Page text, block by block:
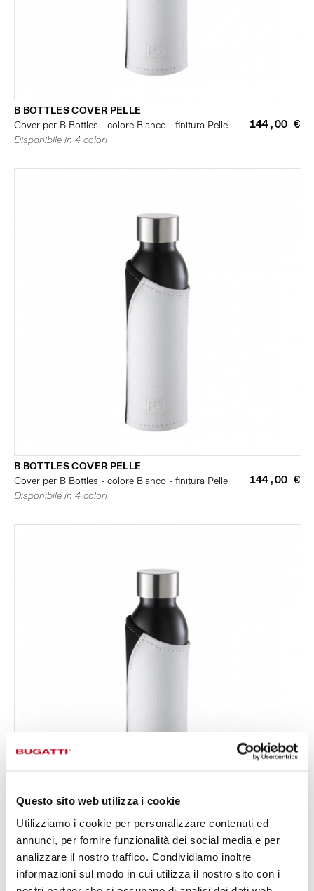
Questo sito web utilizza i cookie
Utilizziamo i cookie per personalizzare contenuti ed
annunci, per fornire funzionalità dei social media e per
analizzare il nostro traffico. Condividiamo inoltre
informazioni sul modo in cui utilizza il nostro sito con i
B BOTTLES COVER PELLE
Cover per B Bottles - colore Bianco - finitura Pelle
144,00 €
Disponibile in 4 colori
B BOTTLES COVER PELLE
Cover per B Bottles - colore Bianco - finitura Pelle
144,00 €
Disponibile in 4 colori
B BOTTLES COVER PELLE
Cover per B Bottles - colore Bianco - finitura Pelle
144,00 €
Disponibile in 4 colori